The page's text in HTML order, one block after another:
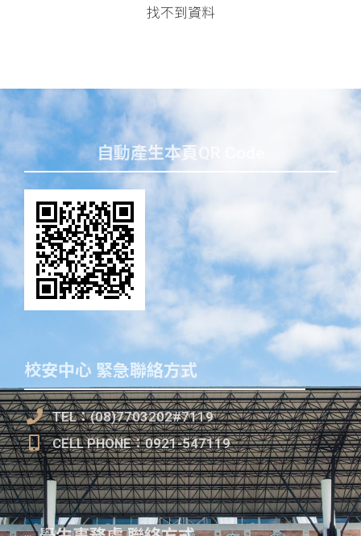
找不到資料
校安中心 緊急聯絡方式
TEL：(08)7703202#7119
CELL PHONE：0921-547119
自動產生本頁QR Code